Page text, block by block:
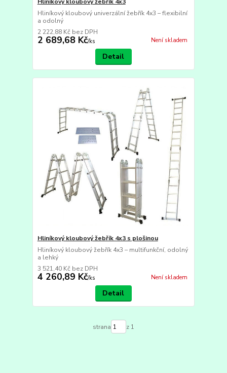
Hliníkový kloubový univerzální žebřík 4x3 – flexibilní
a odolný
2 689,68 Kč/ks
2 222,88 Kč bez DPH
Není skladem
Detail
Hliníkový kloubový žebřík 4x3 s plošinou
Hliníkový kloubový žebřík 4x3 – multifunkční, odolný
a lehký
4 260,89 Kč/ks
3 521,40 Kč bez DPH
Není skladem
Detail
strana z 1